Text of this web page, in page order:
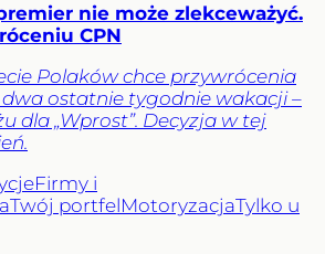
nie może zlekceważyć.
CPN
Polaków chce przywrócenia
ostatnie tygodnie wakacji –
dla „Wprost”. Decyzja w tej
Firmy i
Twój portfelMotoryzacjaTylko u